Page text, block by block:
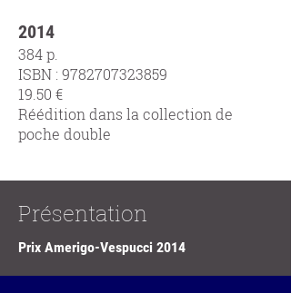
2014
384 p.
ISBN : 9782707323859
19.50 €
Réédition dans la collection de
poche double
Présentation
Prix Amerigo-Vespucci 2014